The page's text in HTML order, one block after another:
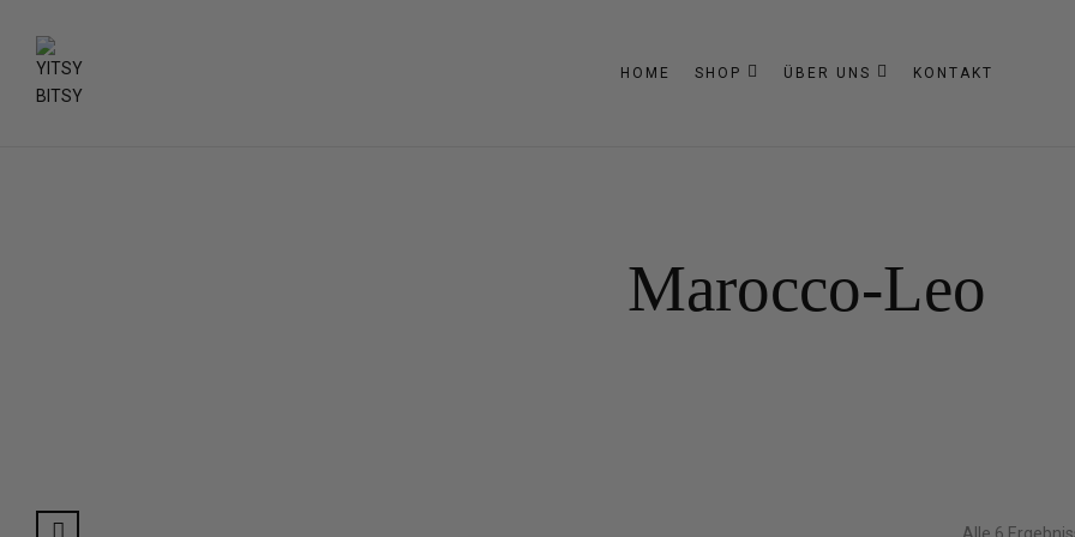
HOME SHOP ÜBER UNS KONTAKT
Marocco-Leo